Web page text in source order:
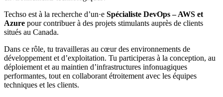
Techso est à la recherche d’un·e Spécialiste DevOps – AWS et
Azure pour contribuer à des projets stimulants auprès de clients
situés au Canada.
Dans ce rôle, tu travailleras au cœur des environnements de
développement et d’exploitation. Tu participeras à la conception, au
déploiement et au maintien d’infrastructures infonuagiques
performantes, tout en collaborant étroitement avec les équipes
techniques et les clients.